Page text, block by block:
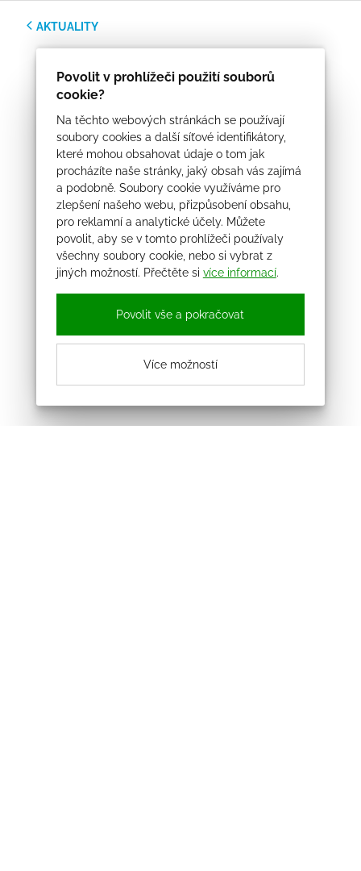
Povolit v prohlížeči použití souborů
cookie?
Na těchto webových stránkách se používají
soubory cookies a další síťové identifikátory,
které mohou obsahovat údaje o tom jak
procházíte naše stránky, jaký obsah vás zajímá
a podobně. Soubory cookie využíváme pro
zlepšení našeho webu, přizpůsobení obsahu,
pro reklamní a analytické účely. Můžete
povolit, aby se v tomto prohlížeči používaly
všechny soubory cookie, nebo si vybrat z
jiných možností. Přečtěte si více informací.
Povolit vše a pokračovat
Více možností
AKTUALITY